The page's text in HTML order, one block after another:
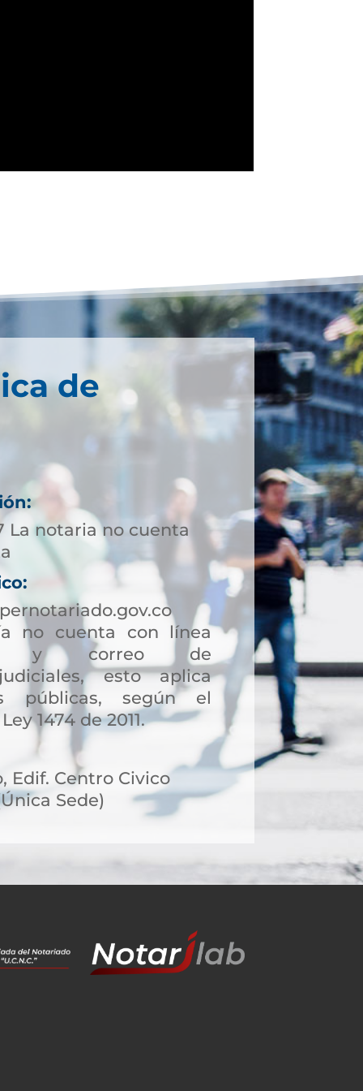
de
La notaria no cuenta
no cuenta con línea
y correo de
esto aplica
públicas, según el
1474 de 2011.
Edif. Centro Civico
Sede)